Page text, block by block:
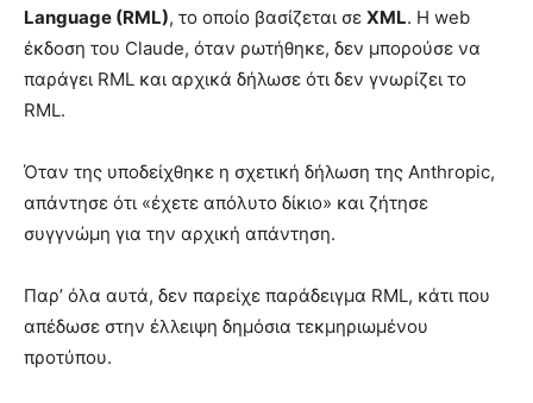
Language (RML), το οποίο βασίζεται σε XML. Η web
έκδοση του Claude, όταν ρωτήθηκε, δεν μπορούσε να
παράγει RML και αρχικά δήλωσε ότι δεν γνωρίζει το
RML.
Όταν της υποδείχθηκε η σχετική δήλωση της Anthropic,
απάντησε ότι «έχετε απόλυτο δίκιο» και ζήτησε
συγγνώμη για την αρχική απάντηση.
Παρ’ όλα αυτά, δεν παρείχε παράδειγμα RML, κάτι που
απέδωσε στην έλλειψη δημόσια τεκμηριωμένου
προτύπου.